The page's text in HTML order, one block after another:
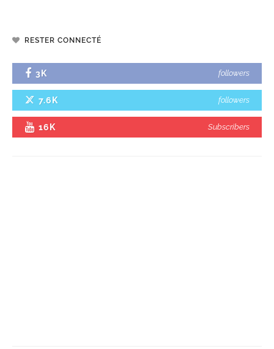
RESTER CONNECTÉ
3K followers
7.6K followers
16K Subscribers